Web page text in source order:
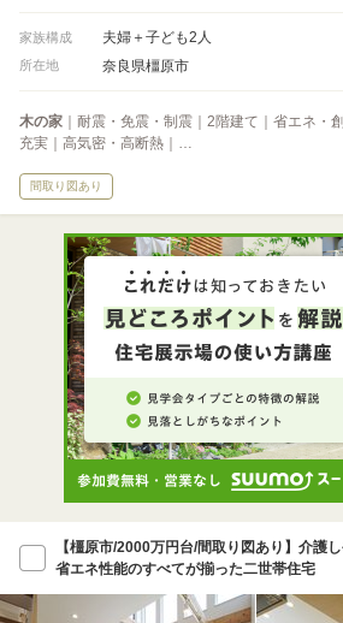
家族構成 夫婦＋子ども2人
所在地 奈良県橿原市
木の家 ｜耐震・免震・制震｜2階建て｜省エネ・
充実｜高気密・高断熱｜…
間取り図あり
【橿原市/2000万円台/間取り図あり】介護
省エネ性能のすべてが揃った二世帯住宅